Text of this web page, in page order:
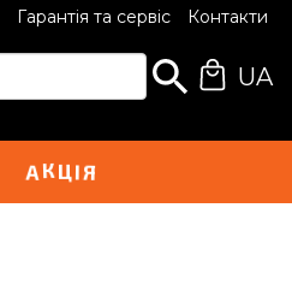
Гарантія та сервіс Контакти
UA
АКЦІЯ